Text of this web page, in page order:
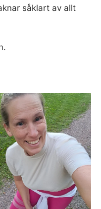
såklart av allt